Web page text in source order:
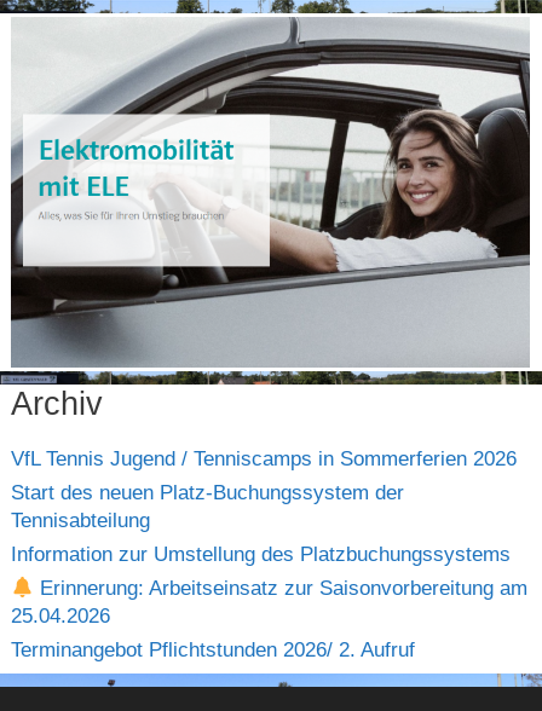
Archiv
VfL Tennis Jugend / Tenniscamps in Sommerferien 2026
Start des neuen Platz-Buchungssystem der
Tennisabteilung
Information zur Umstellung des Platzbuchungssystems
Erinnerung: Arbeitseinsatz zur Saisonvorbereitung am
25.04.2026
Terminangebot Pflichtstunden 2026/ 2. Aufruf